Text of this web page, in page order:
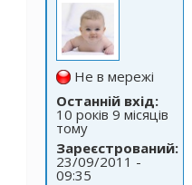
Не в мережі
Останній вхід:
10 років 9 місяців
тому
Зареєстрований:
23/09/2011 -
09:35